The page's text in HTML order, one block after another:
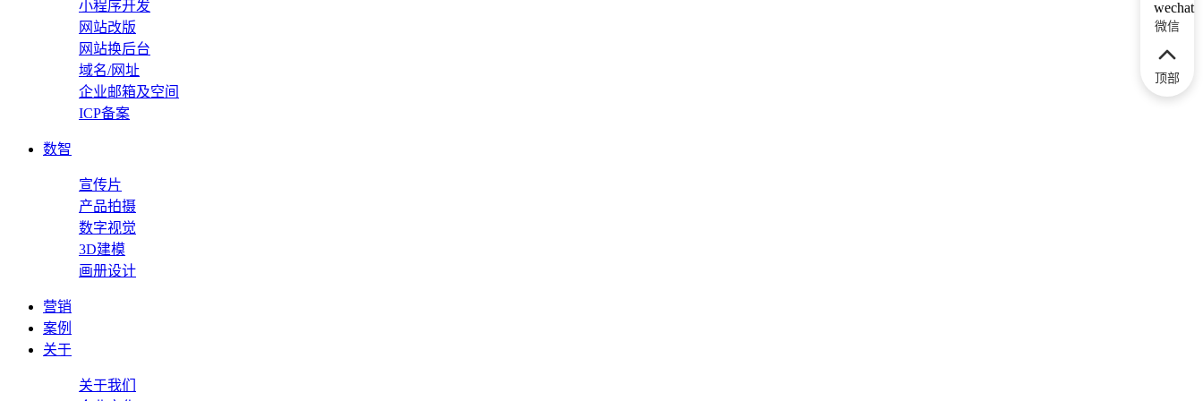
小程序开发
网站改版
网站换后台
域名/网址
企业邮箱及空间
ICP备案
数智
宣传片
产品拍摄
数字视觉
3D建模
画册设计
营销
案例
关于
关于我们
微信
顶部